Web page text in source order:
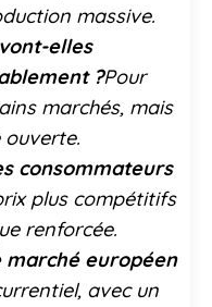
massive.
elles
?Pour
marchés, mais
consommateurs
plus compétitifs
renforcée.
marché européen
avec un